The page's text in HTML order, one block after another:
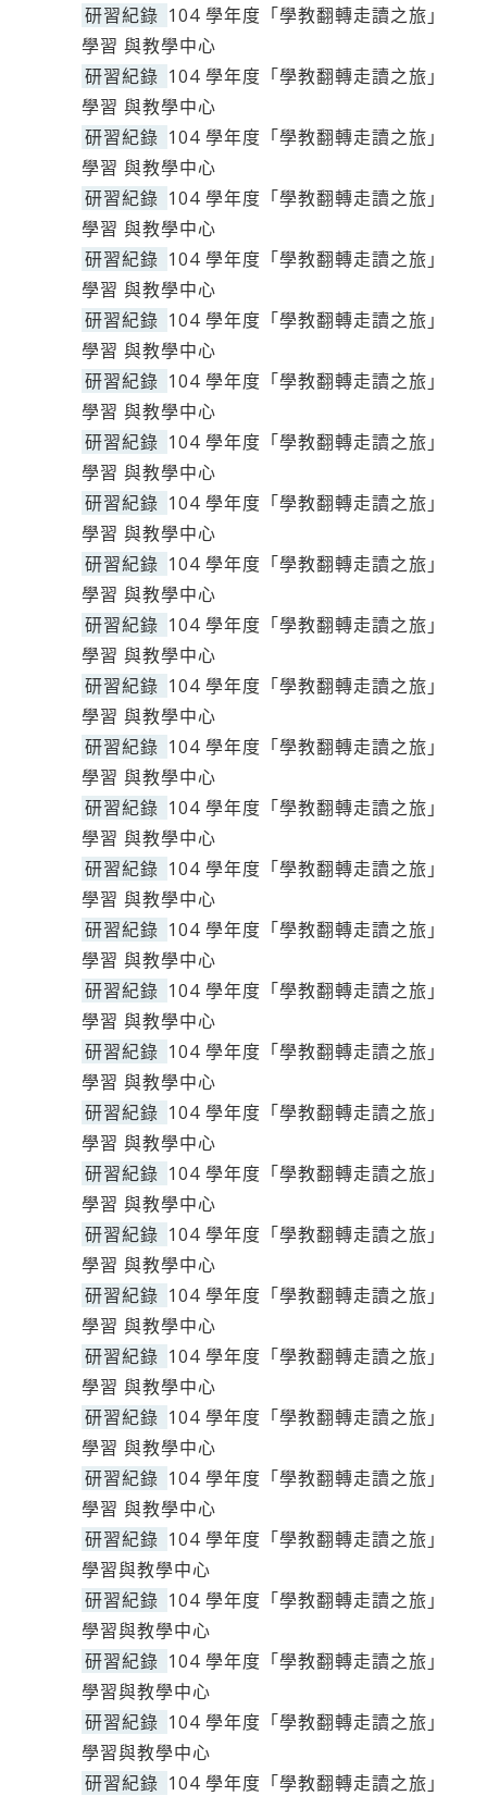
研習紀錄 104 學年度「學教翻轉走讀之旅」
學習 與教學中心
研習紀錄 104 學年度「學教翻轉走讀之旅」
學習 與教學中心
研習紀錄 104 學年度「學教翻轉走讀之旅」
學習 與教學中心
研習紀錄 104 學年度「學教翻轉走讀之旅」
學習 與教學中心
研習紀錄 104 學年度「學教翻轉走讀之旅」
學習 與教學中心
研習紀錄 104 學年度「學教翻轉走讀之旅」
學習 與教學中心
研習紀錄 104 學年度「學教翻轉走讀之旅」
學習 與教學中心
研習紀錄 104 學年度「學教翻轉走讀之旅」
學習 與教學中心
研習紀錄 104 學年度「學教翻轉走讀之旅」
學習 與教學中心
研習紀錄 104 學年度「學教翻轉走讀之旅」
學習 與教學中心
研習紀錄 104 學年度「學教翻轉走讀之旅」
學習 與教學中心
研習紀錄 104 學年度「學教翻轉走讀之旅」
學習 與教學中心
研習紀錄 104 學年度「學教翻轉走讀之旅」
學習 與教學中心
研習紀錄 104 學年度「學教翻轉走讀之旅」
學習 與教學中心
研習紀錄 104 學年度「學教翻轉走讀之旅」
學習 與教學中心
研習紀錄 104 學年度「學教翻轉走讀之旅」
學習 與教學中心
研習紀錄 104 學年度「學教翻轉走讀之旅」
學習 與教學中心
研習紀錄 104 學年度「學教翻轉走讀之旅」
學習 與教學中心
研習紀錄 104 學年度「學教翻轉走讀之旅」
學習 與教學中心
研習紀錄 104 學年度「學教翻轉走讀之旅」
學習 與教學中心
研習紀錄 104 學年度「學教翻轉走讀之旅」
學習 與教學中心
研習紀錄 104 學年度「學教翻轉走讀之旅」
學習 與教學中心
研習紀錄 104 學年度「學教翻轉走讀之旅」
學習 與教學中心
研習紀錄 104 學年度「學教翻轉走讀之旅」
學習 與教學中心
研習紀錄 104 學年度「學教翻轉走讀之旅」
學習 與教學中心
研習紀錄 104 學年度「學教翻轉走讀之旅」
學習與教學中心
研習紀錄 104 學年度「學教翻轉走讀之旅」
學習與教學中心
研習紀錄 104 學年度「學教翻轉走讀之旅」
學習與教學中心
研習紀錄 104 學年度「學教翻轉走讀之旅」
學習與教學中心
研習紀錄 104 學年度「學教翻轉走讀之旅」